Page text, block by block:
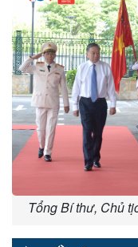
Tổng Bí thư, Chủ